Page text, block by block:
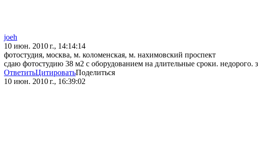
joeh
10 июн. 2010 г., 14:14:14
фотостудия, москва, м. коломенская, м. нахимовский проспект
сдаю фотостудию 38 м2 с оборудованием на длительные сроки.
ОтветитьЦитироватьПоделиться
10 июн. 2010 г., 16:39:02